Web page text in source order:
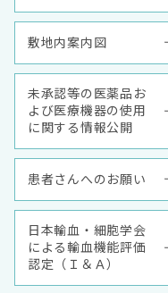
敷地内案内図
未承認等の医薬品お
よび医療機器の使用
に関する情報公開
患者さんへのお願い
日本輸血・細胞学会
による輸血機能評価
認定（Ｉ＆Ａ）